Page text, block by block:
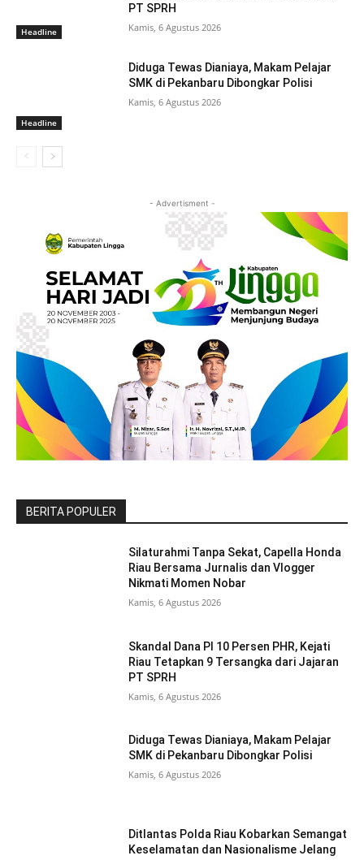
Headline
PT SPRH
Kamis, 6 Agustus 2026
Headline
Diduga Tewas Dianiaya, Makam Pelajar
SMK di Pekanbaru Dibongkar Polisi
Kamis, 6 Agustus 2026
- Advertisment -
BERITA POPULER
Silaturahmi Tanpa Sekat, Capella Honda
Riau Bersama Jurnalis dan Vlogger
Nikmati Momen Nobar
Kamis, 6 Agustus 2026
Skandal Dana PI 10 Persen PHR, Kejati
Riau Tetapkan 9 Tersangka dari Jajaran
PT SPRH
Kamis, 6 Agustus 2026
Diduga Tewas Dianiaya, Makam Pelajar
SMK di Pekanbaru Dibongkar Polisi
Kamis, 6 Agustus 2026
Ditlantas Polda Riau Kobarkan Semangat
Keselamatan dan Nasionalisme Jelang